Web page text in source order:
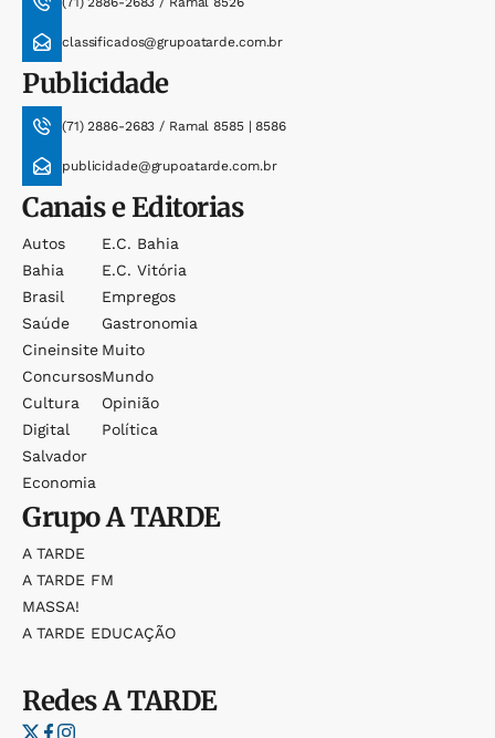
classificados@grupoatarde.com.br
Publicidade
(71) 2886-2683 / Ramal 8585 | 8586
publicidade@grupoatarde.com.br
Canais e Editorias
Autos
Bahia
Brasil
Saúde
Cineinsite
Concursos
Cultura
Digital
Salvador
Economia
E.c. Bahia
E.c. Vitória
Empregos
Gastronomia
Muito
Mundo
Opinião
Política
GrupoA TARDE
A TARDE
A TARDE FM
MASSA!
A TARDE EDUCAÇÃO
RedesA TARDE